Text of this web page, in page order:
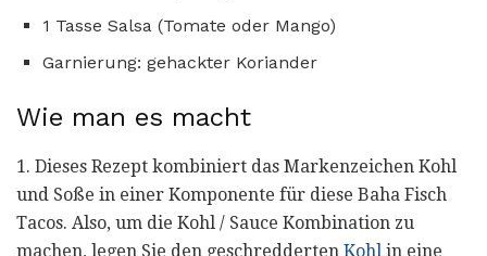
1 Tasse Salsa (Tomate oder Mango)
Garnierung: gehackter Koriander
Wie man es macht
1. Dieses Rezept kombiniert das Markenzeichen Kohl
und Soße in einer Komponente für diese Baha Fisch
Tacos. Also, um die Kohl / Sauce Kombination zu
machen, legen Sie den geschredderten Kohl in eine